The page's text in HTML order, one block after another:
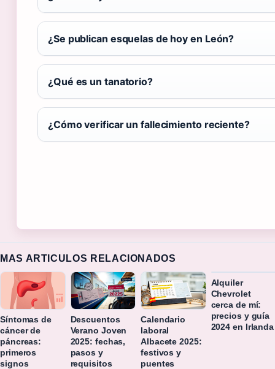
¿Se publican esquelas de hoy en León?
¿Qué es un tanatorio?
¿Cómo verificar un fallecimiento reciente?
MAS ARTICULOS RELACIONADOS
Síntomas de
cáncer de
páncreas:
primeros
signos
Descuentos
Verano Joven
2025: fechas,
pasos y
requisitos
Calendario
laboral
Albacete 2025:
festivos y
puentes
Alquiler
Chevrolet
cerca de mí:
precios y guía
2024 en Irlanda